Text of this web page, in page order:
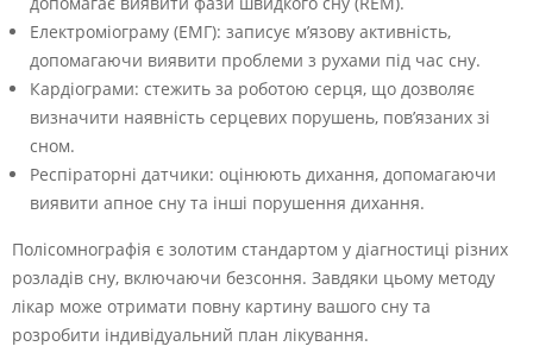
Електроміограму (ЕМГ): записує м’язову активність,
допомагаючи виявити проблеми з рухами під час сну.
Кардіограми: стежить за роботою серця, що дозволяє
визначити наявність серцевих порушень, пов’язаних зі
сном.
Респіраторні датчики: оцінюють дихання, допомагаючи
виявити апное сну та інші порушення дихання.
Полісомнографія є золотим стандартом у діагностиці різних
розладів сну, включаючи безсоння. Завдяки цьому методу
лікар може отримати повну картину вашого сну та
розробити індивідуальний план лікування.